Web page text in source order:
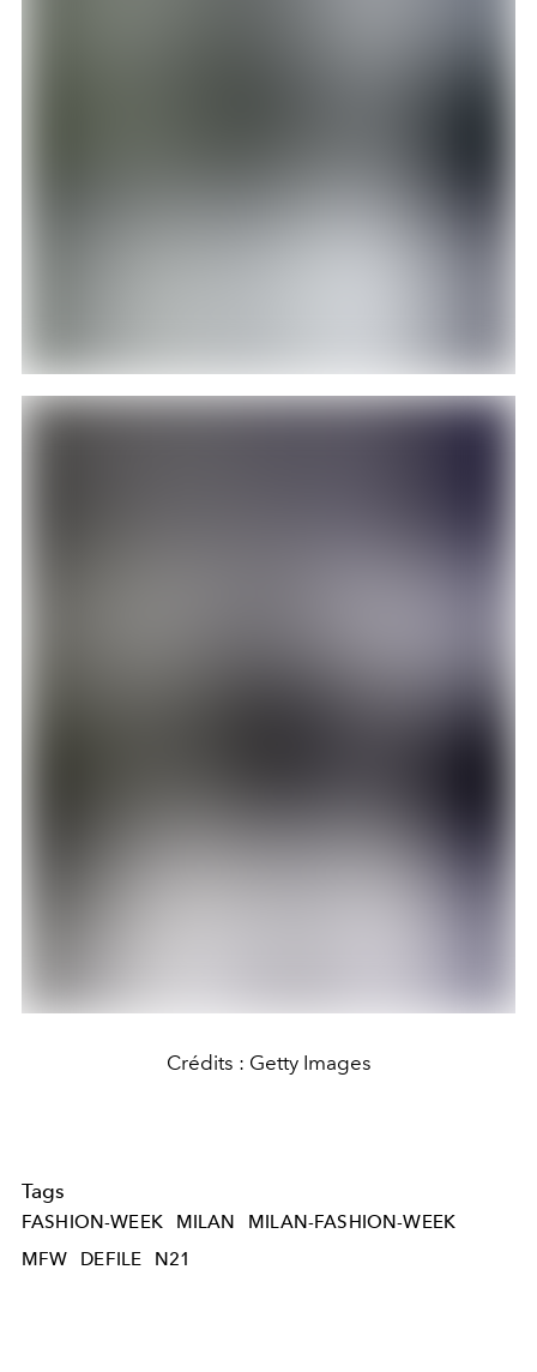
Crédits : Getty Images
Tags
FASHION-WEEK MILAN
MILAN-FASHION-WEEK
MFW
DEFILE N21